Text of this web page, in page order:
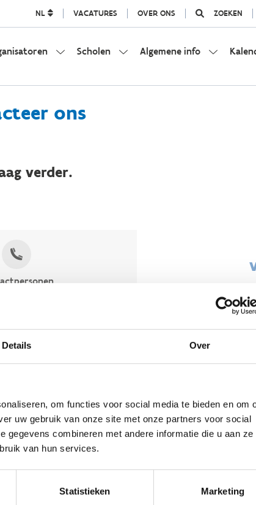
Details Over
om functies voor social media te bieden en om
uw gebruik van onze site met onze partners voor social
gegevens combineren met andere informatie die u aan ze
van hun services.
Statistieken Marketing
NL VACATURES OVER ONS ZOEKEN
Scholen Algemene info
ons
verder.